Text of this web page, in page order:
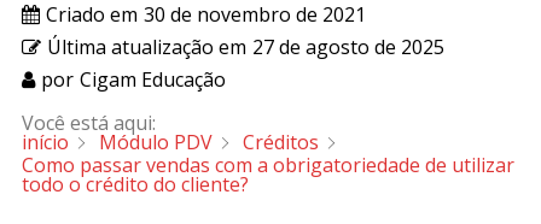
Criado em 30 de novembro de 2021
Última atualização em 27 de agosto de 2025
por Cigam Educação
Você está aqui:
início Módulo PDV
Créditos
Como passar vendas com a obrigatoriedade de utilizar
todo o crédito do cliente?